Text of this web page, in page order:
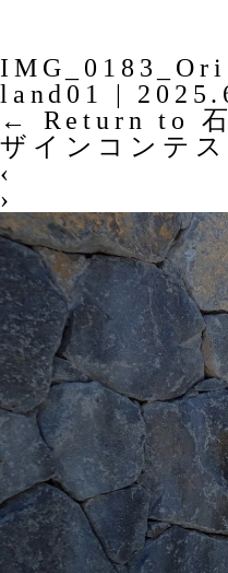
land01
|
←
Return to
ザインコンテ
‹
›